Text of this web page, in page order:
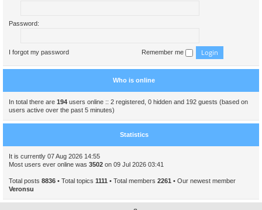
Password:
I forgot my password Remember me
Who is online
In total there are 194 users online :: 2 registered, 0 hidden and 192 guests (based on
users active over the past 5 minutes)
Statistics
It is currently 07 Aug 2026 14:55
Most users ever online was 3502 on 09 Jul 2026 03:41
Total posts 8836 • Total topics 1111 • Total members 2261 • Our newest member
Veronsu